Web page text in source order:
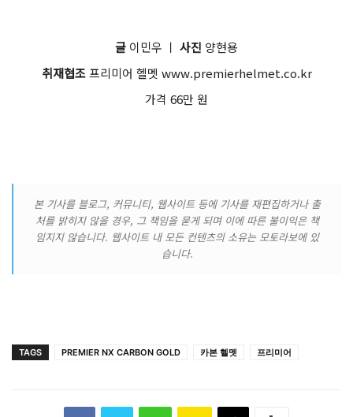
글 이민우 ㅣ 사진 양현용
취재협조프리미어 헬멧 www.premierhelmet.co.kr
가격 66만 원
본 기사를 블로그, 커뮤니티, 웹사이트 등에 기사를 재편집하거나 출
처를 밝히지 않을 경우, 그 책임을 묻게 되며 이에 따른 불이익은 책
임지지 않습니다. 웹사이트 내 모든 컨텐츠의 소유는 모토라보에 있
습니다.
TAGS PREMIER NX CARBON GOLD 카본 헬멧 프리미어